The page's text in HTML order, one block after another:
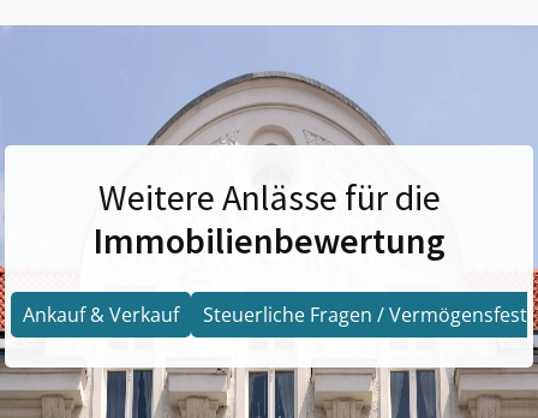
Weitere Anlässe für die
Immobilienbewertung
Ankauf & Verkauf Steuerliche Fragen /